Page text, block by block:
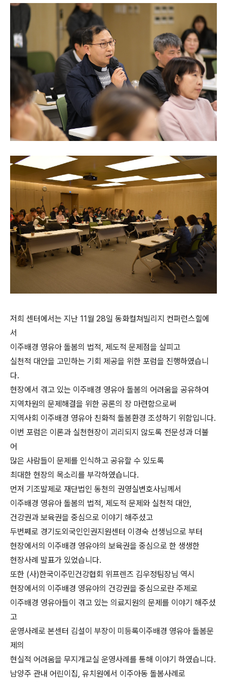
저희 센터에서는 지난 11월 28일 동화컬쳐빌리지 컨퍼런스힐에
서
이주배경 영유아 돌봄의 법적, 제도적 문제점을 살피고
실천적 대안을 고민하는 기회 제공을 위한 포럼을 진행하였습니
다.
현장에서 겪고 있는 이주배경 영유아 돌봄의 어려움을 공유하여
지역차원의 문제해결을 위한 공론의 장 마련함으로써
지역사회 이주배경 영유아 친화적 돌봄환경 조성하기 위함입니다.
이번 포럼은 이론과 실천현장이 괴리되지 않도록 전문성과 더불
어
많은 사람들이 문제를 인식하고 공유할 수 있도록
최대한 현장의 목소리를 부각하였습니다.
먼저 기조발제로 재단법인 동천의 권영실변호사님께서
이주배경 영유아 돌봄의 법적, 제도적 문제와 실천적 대안,
건강권과 보육권을 중심으로 이야기 해주셨고
두번쩨로 경기도외국인인권지원센터 이경숙 선생님으로 부터
현장에서의 이주배경 영유아의 보육권을 중심으로 한 생생한
현장사례 발표가 있었습니다.
또한 (사)한국이주민건강협회 위프렌즈 김우정팀장님 역시
현장에서의 이주배경 영유아의 건강권을 중심으로란 주제로
이주배경 영유아들이 겪고 있는 의료지원의 문제를 이야기 해주셨
고
운영사례로 본센터 김설이 부장이 미등록이주배경 영유아 돌봄문
제의
현실적 어려움을 무지개교실 운영사례를 통해 이야기 하였습니다.
남양주 관내 어린이집, 유치원에서 이주아동 돌봄사례로